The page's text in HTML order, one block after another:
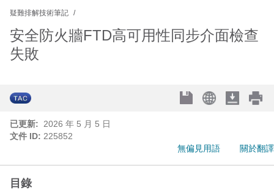
疑難排解技術筆記
安全防火牆FTD高可用性同步介面檢查
失敗
已更新:
2026 年 5 月 5 日
文件 ID: 225852
無偏見用語
關於翻譯
目錄